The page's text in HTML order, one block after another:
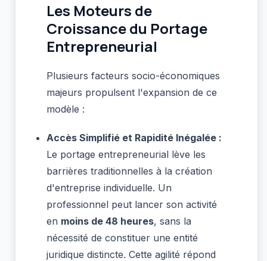
Les Moteurs de
Croissance du Portage
Entrepreneurial
Plusieurs facteurs socio-économiques
majeurs propulsent l'expansion de ce
modèle :
Accès Simplifié et Rapidité Inégalée :
Le portage entrepreneurial lève les
barrières traditionnelles à la création
d'entreprise individuelle. Un
professionnel peut lancer son activité
en moins de 48 heures, sans la
nécessité de constituer une entité
juridique distincte. Cette agilité répond